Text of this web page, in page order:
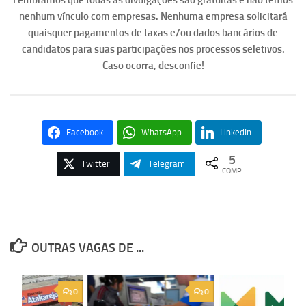
nenhum vínculo com empresas. Nenhuma empresa solicitará
quaisquer pagamentos de taxas e/ou dados bancários de
candidatos para suas participações nos processos seletivos.
Caso ocorra, desconfie!
Facebook WhatsApp LinkedIn
Twitter Telegram 5
COMP.
OUTRAS VAGAS DE ...
0
0